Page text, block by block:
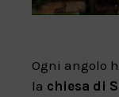
Ogni angolo
la chiesa di